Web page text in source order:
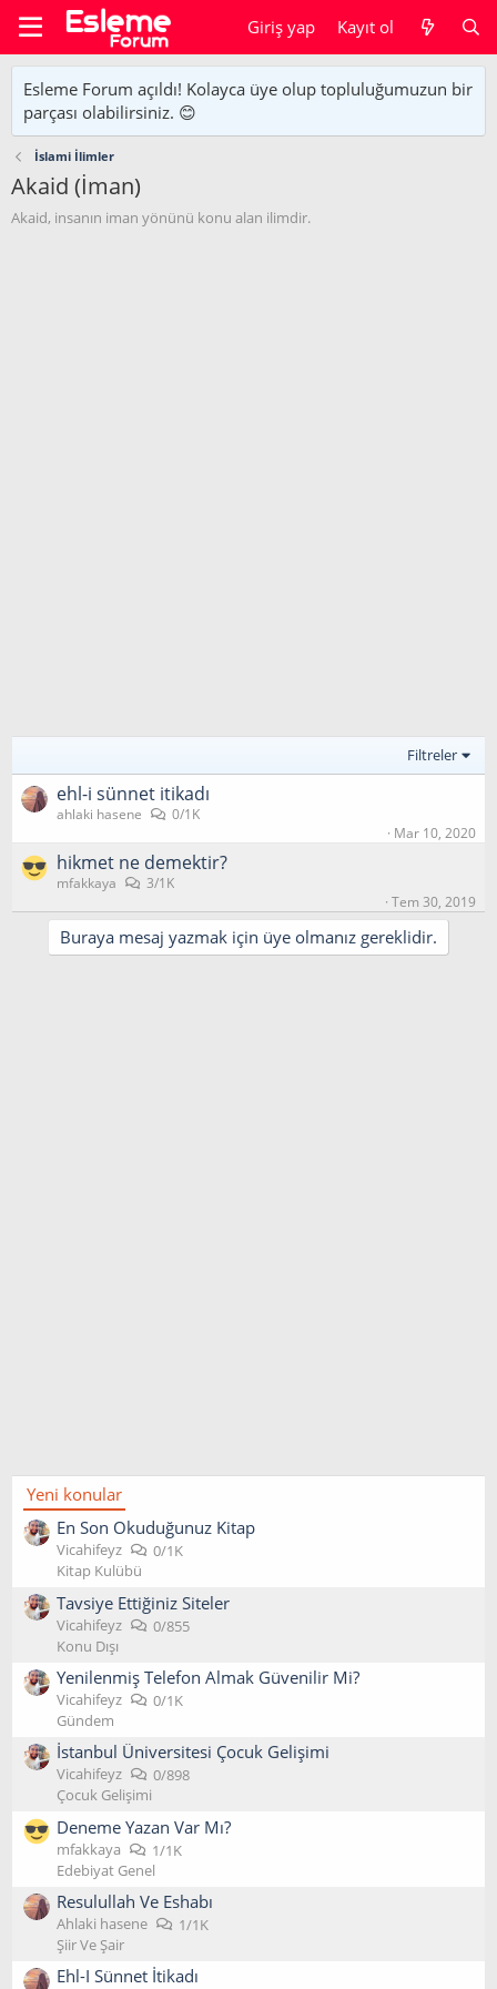
Giriş yap Kayıt ol
Esleme Forum açıldı! Kolayca üye olup topluluğumuzun bir
parçası olabilirsiniz. 😊
İslami İlimler
Akaid (İman)
Akaid, insanın iman yönünü konu alan ilimdir.
Filtreler
ehl-i sünnet i̇tikadı
ahlaki hasene
0/1K
Mar 10, 2020
hikmet ne demektir?
mfakkaya
3/1K
Tem 30, 2019
Buraya mesaj yazmak için üye olmanız gereklidir.
Yeni konular
En Son Okuduğunuz Kitap
Vicahifeyz
0/1K
Kitap Kulübü
Tavsiye Ettiğiniz Siteler
Vicahifeyz
0/855
Konu Dışı
Yenilenmiş Telefon Almak Güvenilir Mi?
Vicahifeyz
0/1K
Gündem
İstanbul Üniversitesi Çocuk Gelişimi
Vicahifeyz
0/898
Çocuk Gelişimi
Deneme Yazan Var Mı?
mfakkaya
1/1K
Edebiyat Genel
Resulullah Ve Eshabı
Ahlaki hasene
1/1K
Şiir Ve Şair
Ehl-I Sünnet İtikadı